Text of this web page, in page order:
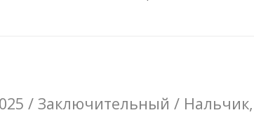
/ Заключительный /